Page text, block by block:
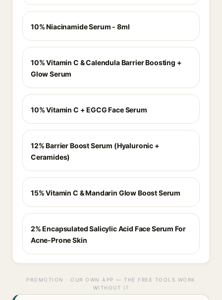
10% Niacinamide Serum - 8ml
10% Vitamin C & Calendula Barrier Boosting +
Glow Serum
10% Vitamin C + EGCG Face Serum
12% Barrier Boost Serum (Hyaluronic +
Ceramides)
15% Vitamin C & Mandarin Glow Boost Serum
2% Encapsulated Salicylic Acid Face Serum For
Acne-Prone Skin
PROMOTION · OUR OWN APP — THE FREE TOOLS WORK
WITHOUT IT